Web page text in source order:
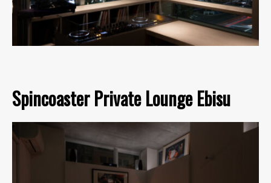
Spincoaster Private Lounge Ebisu